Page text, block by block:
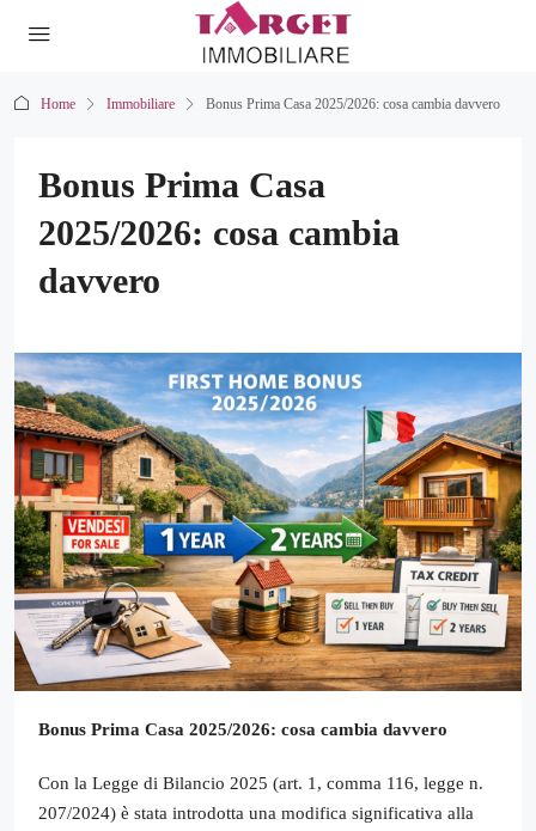
Home Immobiliare Bonus Prima Casa 2025/2026: cosa cambia davvero
Bonus Prima Casa
2025/2026: cosa cambia
davvero
Bonus Prima Casa 2025/2026: cosa cambia davvero
Con la Legge di Bilancio 2025 (art. 1, comma 116, legge n.
207/2024) è stata introdotta una modifica significativa alla